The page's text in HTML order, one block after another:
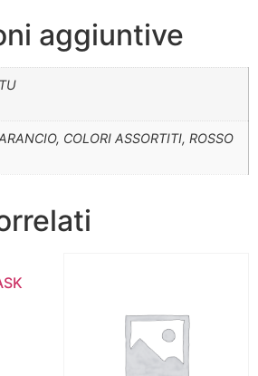
aggiuntive
TU
COLORI ASSORTITI, ROSSO